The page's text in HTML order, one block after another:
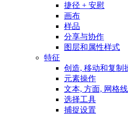
捷径 + 安慰
画布
样品
分享与协作
图层和属性样式
特征
创造, 移动和复制
元素操作
文本, 方面, 网格
选择工具
捕捉设置